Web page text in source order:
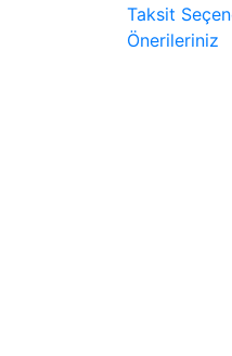
Taksit
Önerileriniz